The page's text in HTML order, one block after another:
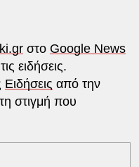
στο Google News
ειδήσεις.
Ειδήσεις από την
στιγμή που